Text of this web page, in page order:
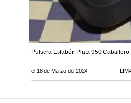
Pulsera Eslabón Plata 950 Caballero
el 18 de Marzo del 2024